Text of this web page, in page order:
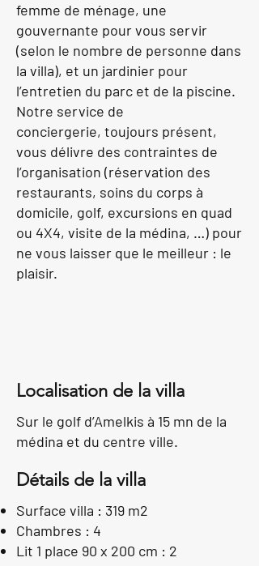
femme de ménage, une
gouvernante pour vous servir
(selon le nombre de personne dans
la villa), et un jardinier pour
l’entretien du parc et de la piscine.
Notre service de
conciergerie, toujours présent,
vous délivre des contraintes de
l’organisation (réservation des
restaurants, soins du corps à
domicile, golf, excursions en quad
ou 4X4, visite de la médina, …) pour
ne vous laisser que le meilleur : le
plaisir.
Localisation de la villa
Sur le golf d’Amelkis à 15 mn de la
médina et du centre ville.
Détails de la villa
Surface villa : 319 m2
Chambres : 4
Lit 1 place 90 x 200 cm : 2